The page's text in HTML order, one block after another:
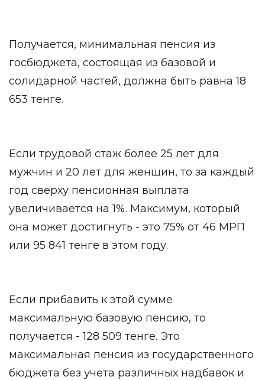
Получается, минимальная пенсия из
госбюджета, состоящая из базовой и
солидарной частей, должна быть равна 18
653 тенге.
Если трудовой стаж более 25 лет для
мужчин и 20 лет для женщин, то за каждый
год сверху пенсионная выплата
увеличивается на 1%. Максимум, который
она может достигнуть - это 75% от 46 МРП
или 95 841 тенге в этом году.
Если прибавить к этой сумме
максимальную базовую пенсию, то
получается - 128 509 тенге. Это
максимальная пенсия из государственного
бюджета без учета различных надбавок и